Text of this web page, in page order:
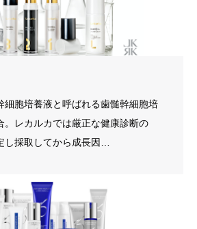
細胞培養液と呼ばれる歯髄幹細胞培
。レカルカでは厳正な健康診断の
し採取してから成長因…